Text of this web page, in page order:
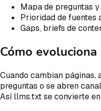
Mapa de preguntas
Prioridad de fuentes
Gaps, briefs de
Cómo evoluciona
Cuando cambian páginas,
preguntas o se abren
Así llms.txt se convierte